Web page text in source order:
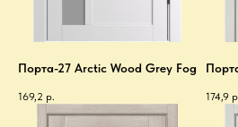
Порта-27 Arctic Wood Grey Fog
169,2 р. 174,9